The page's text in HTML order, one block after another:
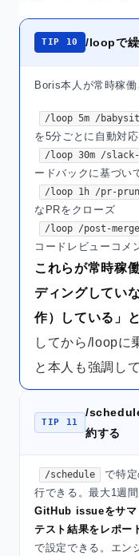
TIP 10 /loopで繰
Boris本人が常時稼
/loop 5m /babysit
を5分ごとに自動対
/loop 30m /slack-
ードバックに基づい
/loop 1h /pr-
なPRをクローズ
/loop /post-
コードレビューコメ
これらが常時稼
ディングしてい
作）している」と
してから/loopに
と本人も強調し
TIP 11
/
約する
/schedule
で特
行できる。最大1週間
GitHub issueをサマ
テスト結果をレポー
で設定できる。エン